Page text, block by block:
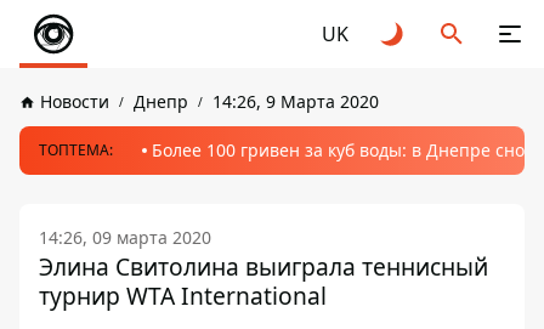
UK
Новости Днепр 14:26, 9 Марта 2020
ТОПТЕМА: Более 100 гривен за куб воды: в Днепре
14:26, 09 марта 2020
Элина Свитолина выиграла теннисный
турнир WTA International